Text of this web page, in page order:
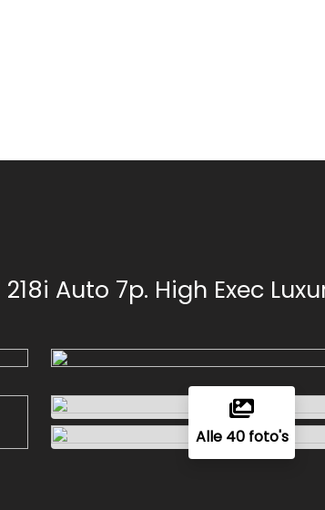
218i Auto 7p. High Exec
Alle 40 foto's